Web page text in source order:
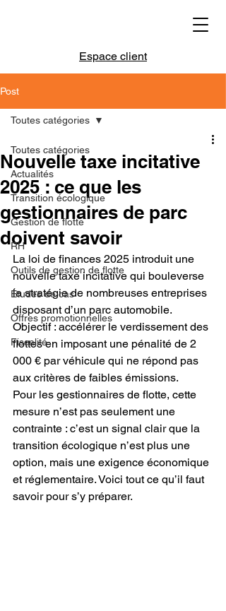
Espace client
Post
Toutes catégories
Actualités
Transition écologique
Gestion de flotte
RH
Outils de gestion de flotte
Études de cas
Offres promotionnelles
Fiscalité
Toutes catégories
Nouvelle taxe incitative
2025 : ce que les
gestionnaires de parc
doivent savoir
La loi de finances 2025 introduit une
nouvelle taxe incitative qui bouleverse
la stratégie de nombreuses entreprises
disposant d’un parc automobile.
Objectif : accélérer le verdissement des
flottes en imposant une pénalité de 2
000 € par véhicule qui ne répond pas
aux critères de faibles émissions.
Pour les gestionnaires de flotte, cette
mesure n’est pas seulement une
contrainte : c’est un signal clair que la
transition écologique n’est plus une
option, mais une exigence économique
et réglementaire. Voici tout ce qu’il faut
savoir pour s’y préparer.